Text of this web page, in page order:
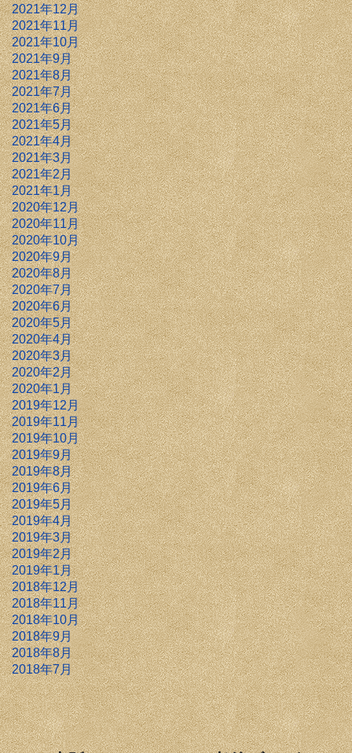
2021年12月
2021年11月
2021年10月
2021年9月
2021年8月
2021年7月
2021年6月
2021年5月
2021年4月
2021年3月
2021年2月
2021年1月
2020年12月
2020年11月
2020年10月
2020年9月
2020年8月
2020年7月
2020年6月
2020年5月
2020年4月
2020年3月
2020年2月
2020年1月
2019年12月
2019年11月
2019年10月
2019年9月
2019年8月
2019年6月
2019年5月
2019年4月
2019年3月
2019年2月
2019年1月
2018年12月
2018年11月
2018年10月
2018年9月
2018年8月
2018年7月